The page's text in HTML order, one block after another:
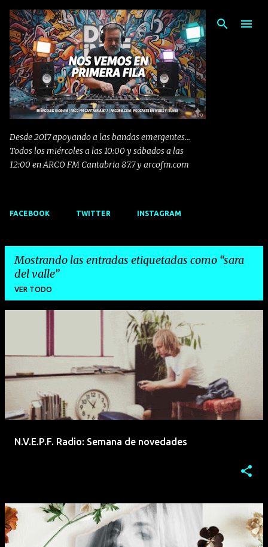
Ir al contenido principal
Desde 2017 apoyando a las bandas emergentes...
Todos los miércoles a las 10:00 y sábados a las
12:00 en ARCO FM Cantabria 87.7 y arcofm.com
FACEBOOK TWITTER INSTAGRAM
Mostrando las entradas etiquetadas como sara
del valle
VER TODO
r
d
N.V.E.P.F. Radio: Semana de novedades